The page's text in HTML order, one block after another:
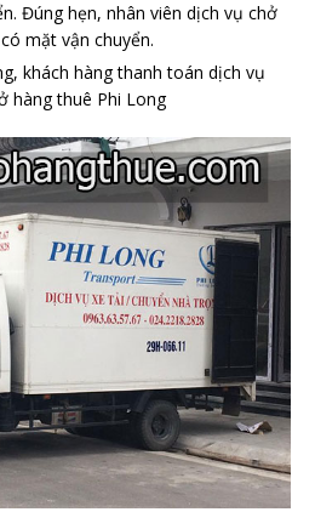
Đúng hẹn, nhân viên dịch vụ chở
mặt vận chuyển.
khách hàng thanh toán dịch vụ
hàng thuê Phi Long